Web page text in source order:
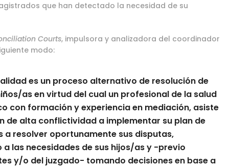
que han detectado la necesidad de su
Courts, impulsora y analizadora del coordinador
modo:
es un proceso alternativo de resolución de
as en virtud del cual un profesional de la salud
con formación y experiencia en mediación, asiste
de alta conflictividad a implementar su plan de
a resolver oportunamente sus disputas,
las necesidades de sus hijos/as y -previo
y/o del juzgado- tomando decisiones en base a